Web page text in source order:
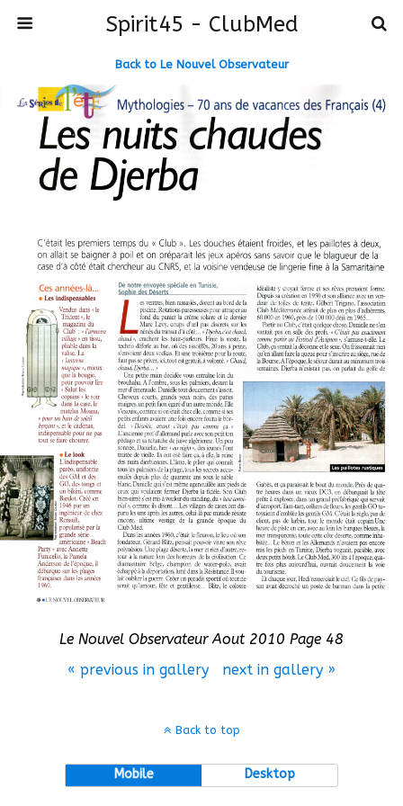
Spirit45 - ClubMed
Back to Le Nouvel Observateur
Le Nouvel Observateur Aout 2010 Page 48
« previous in gallery
next in gallery »
Back to top
Mobile Desktop